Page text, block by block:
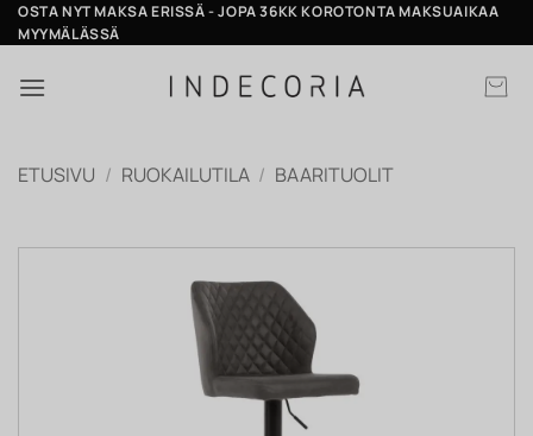
Skip
to
OSTA NYT MAKSA ERISSÄ - JOPA 36KK KOROTONTA MAKSUAIKAA
MYYMÄLÄSSÄ
ETUSIVU / RUOKAILUTILA / BAARITUOLIT